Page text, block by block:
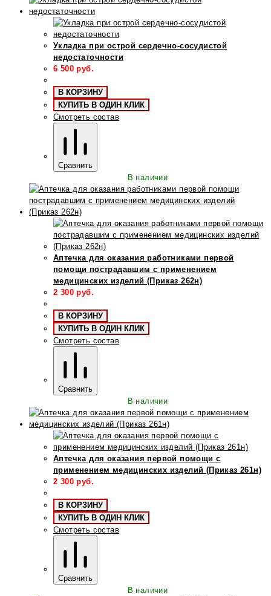
Укладка при острой сердечно-сосудистой
недостаточности
6 500 руб.
В КОРЗИНУ
КУПИТЬ В ОДИН КЛИК
Смотреть состав
Сравнить
В наличии
Аптечка для оказания работниками первой
помощи пострадавшим с применением
медицинских изделий (Приказ 262н)
2 300 руб.
В КОРЗИНУ
КУПИТЬ В ОДИН КЛИК
Смотреть состав
Сравнить
В наличии
Аптечка для оказания первой помощи с
применением медицинских изделий (Приказ 261н)
2 300 руб.
В КОРЗИНУ
КУПИТЬ В ОДИН КЛИК
Смотреть состав
Сравнить
В наличии